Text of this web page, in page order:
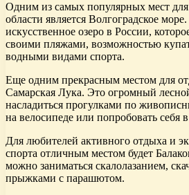
Одним из самых популярных мест
области является Волгоградское
искусственное озеро в России,
своими пляжами, возможностью
водными видами спорта.
Еще одним прекрасным местом для
Самарская Лука. Это огромный
насладиться прогулками по
на велосипеде или попробовать себя
Для любителей активного отдыха и
спорта отличным местом будет
можно заниматься скалолазанием,
прыжками с парашютом.